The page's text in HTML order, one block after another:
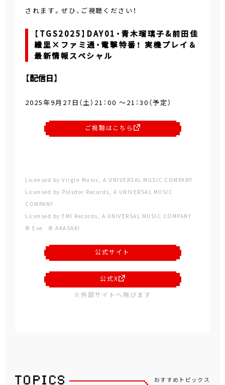
されます。ぜひ、ご視聴ください！
【TGS2025】DAY01・青木瑠璃子&前田佳
織里×ファミ通・電撃特番！ 実機プレイ＆
最新情報スペシャル
【配信日】
2025年9月27日（土）21：00 ～21：30（予定）
ご視聴はこちら
Licensed by Virgin Music, A UNIVERSAL MUSIC COMPANY
Licensed by Polydor Records, A UNIVERSAL MUSIC
COMPANY
Licensed by EMI Records, A UNIVERSAL MUSIC COMPANY
© Eve © AKASAKI
公式サイト
公式X
※外部サイトへ飛びます
おすすめトピックス